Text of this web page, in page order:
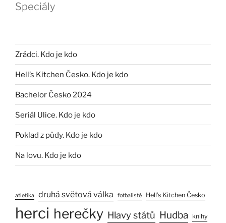
Speciály
Zrádci. Kdo je kdo
Hell’s Kitchen Česko. Kdo je kdo
Bachelor Česko 2024
Seriál Ulice. Kdo je kdo
Poklad z půdy. Kdo je kdo
Na lovu. Kdo je kdo
atletika druhá světová válka fotbalisté Hell’s Kitchen Česko
herci herečky Hlavy států Hudba knihy